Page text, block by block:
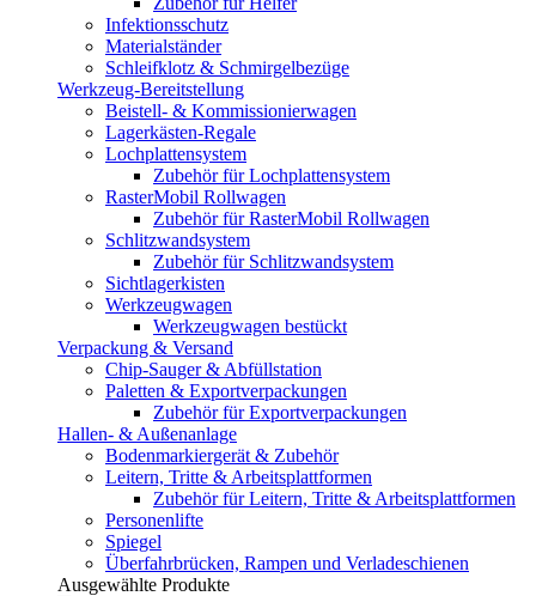
Infektionsschutz
Materialständer
Schleifklotz & Schmirgelbezüge
Werkzeug-Bereitstellung
Beistell- & Kommissionierwagen
Lagerkästen-Regale
Lochplattensystem
Zubehör für Lochplattensystem
RasterMobil Rollwagen
Zubehör für RasterMobil Rollwagen
Schlitzwandsystem
Zubehör für Schlitzwandsystem
Sichtlagerkisten
Werkzeugwagen
Werkzeugwagen bestückt
Verpackung & Versand
Chip-Sauger & Abfüllstation
Paletten & Exportverpackungen
Zubehör für Exportverpackungen
Hallen- & Außenanlage
Bodenmarkiergerät & Zubehör
Leitern, Tritte & Arbeitsplattformen
Zubehör für Leitern, Tritte & Arbeitsplattformen
Personenlifte
Spiegel
Überfahrbrücken, Rampen und Verladeschienen
Ausgewählte Produkte